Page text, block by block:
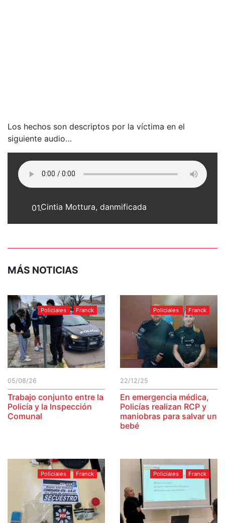
Los hechos son descriptos por la víctima en el
siguiente audio…
01.Cintia Mottura, danmificada
MÁS NOTICIAS
Policiales Franck
05/08/26
Trabajo conjunto entre la
Policía y la Inspección
Comunal
Policiales Franck
22/12/25
En emergencia médica,
Policías realizan RCP y
maniobras para salvar un
bebé
Policiales Franck Policiales Franck